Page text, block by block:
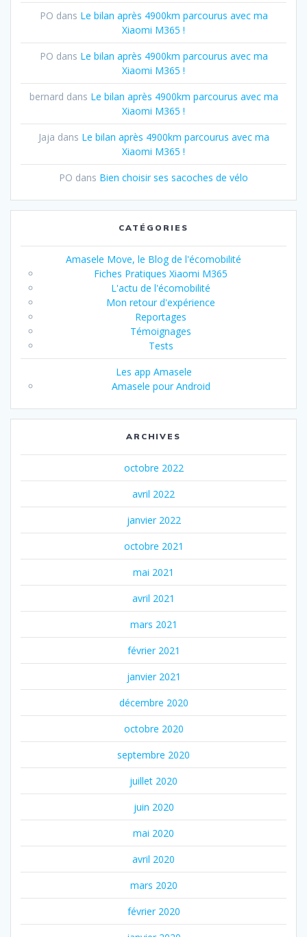
PO dans Le bilan après 4900km parcourus avec ma
Xiaomi M365 !
PO dans Le bilan après 4900km parcourus avec ma
Xiaomi M365 !
bernard dans Le bilan après 4900km parcourus avec ma
Xiaomi M365 !
Jaja dans Le bilan après 4900km parcourus avec ma
Xiaomi M365 !
PO dans Bien choisir ses sacoches de vélo
CATÉGORIES
Amasele Move, le Blog de l'écomobilité
Fiches Pratiques Xiaomi M365
L'actu de l'écomobilité
Mon retour d'expérience
Reportages
Témoignages
Tests
Les app Amasele
Amasele pour Android
ARCHIVES
octobre 2022
avril 2022
janvier 2022
octobre 2021
mai 2021
avril 2021
mars 2021
février 2021
janvier 2021
décembre 2020
octobre 2020
septembre 2020
juillet 2020
juin 2020
mai 2020
avril 2020
mars 2020
février 2020